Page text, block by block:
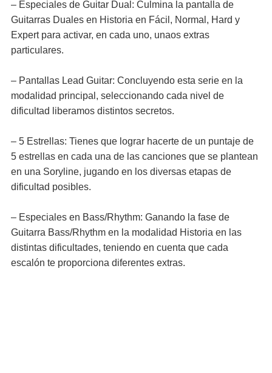
– Especiales de Guitar Dual: Culmina la pantalla de
Guitarras Duales en Historia en Fácil, Normal, Hard y
Expert para activar, en cada uno, unaos extras
particulares.
– Pantallas Lead Guitar: Concluyendo esta serie en la
modalidad principal, seleccionando cada nivel de
dificultad liberamos distintos secretos.
– 5 Estrellas: Tienes que lograr hacerte de un puntaje de
5 estrellas en cada una de las canciones que se plantean
en una Soryline, jugando en los diversas etapas de
dificultad posibles.
– Especiales en Bass/Rhythm: Ganando la fase de
Guitarra Bass/Rhythm en la modalidad Historia en las
distintas dificultades, teniendo en cuenta que cada
escalón te proporciona diferentes extras.